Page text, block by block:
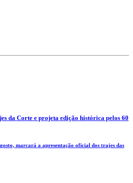
da Corte e projeta edição histórica pelos 60
marcará a apresentação oficial dos trajes das